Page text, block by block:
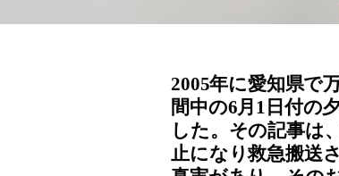
2005年に愛知県で
間中の6月1日付の
した。その記事は
止になり救急搬送